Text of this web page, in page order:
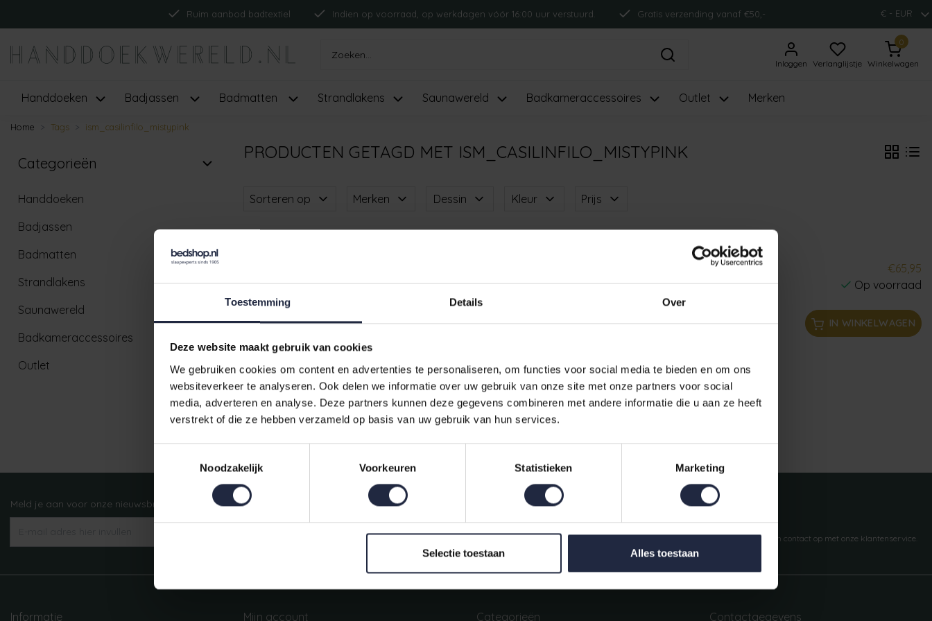
Toestemming Details Over
Deze website maakt gebruik van cookies
We gebruiken cookies om content en advertenties te personaliseren, om functies voor social media te bieden en om ons
websiteverkeer te analyseren. Ook delen we informatie over uw gebruik van onze site met onze partners voor social
media, adverteren en analyse. Deze partners kunnen deze gegevens combineren met andere informatie die u aan ze heeft
verstrekt of die ze hebben verzameld op basis van uw gebruik van hun services.
Noodzakelijk
Voorkeuren Statistieken Marketing
Selectie toestaan Alles toestaan
Ruim aanbod badtextiel Indien op voorraad, op werkdagen vóór 16:00 uur verstuurd. Gratis verzending vanaf €50,- € - EUR
Inloggen Verlanglijstje
0
Winkelwagen
Handdoeken Badjassen Badmatten Strandlakens Saunawereld Badkameraccessoires Outlet Merken
Home Tags ism_casilinfilo_mistypink
Categorieën
Handdoeken
Badjassen
Badmatten
Strandlakens
Saunawereld
Badkameraccessoires
Outlet
PRODUCTEN GETAGD MET ISM_CASILINFILO_MISTYPINK
Sorteren op Merken Dessin Kleur Prijs
Casilin
Casilin Filo Badmat Misty Pink 60x100
€65,95
Op voorraad
IN WINKELWAGEN
Ruim aanbod badtextiel Indien op voorraad, op werkdagen vóór 16:00 uur verstuurd. Gratis verzending vanaf €50,-
Meld je aan voor onze nieuwsbrief! Mijn account
Snel regelen in je account. Volg je bestelling, betaal facturen of
retourneer een artikel.
Vragen?
We helpen je graag. Neem contact op met onze klantenservice.
Informatie Mijn account Categorieën Contactgegevens